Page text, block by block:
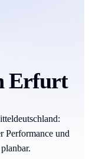
Erfurt
Performance und